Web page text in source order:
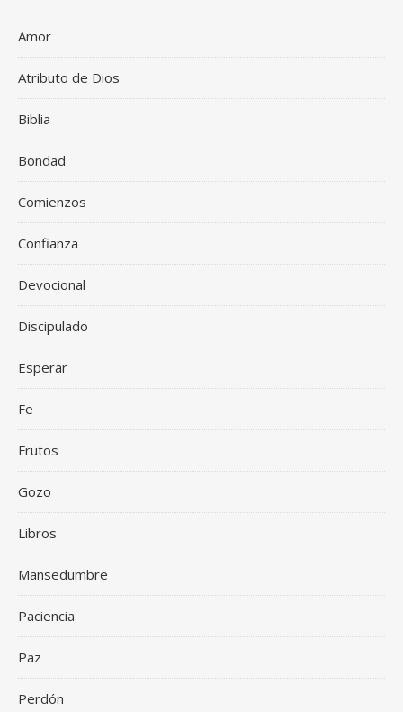
Amor
Atributo de Dios
Biblia
Bondad
Comienzos
Confianza
Devocional
Discipulado
Esperar
Fe
Frutos
Gozo
Libros
Mansedumbre
Paciencia
Paz
Perdón